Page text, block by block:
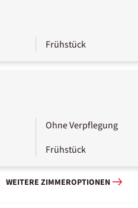
Frühstück
Ohne Verpflegung
Frühstück
WEITERE ZIMMEROPTIONEN